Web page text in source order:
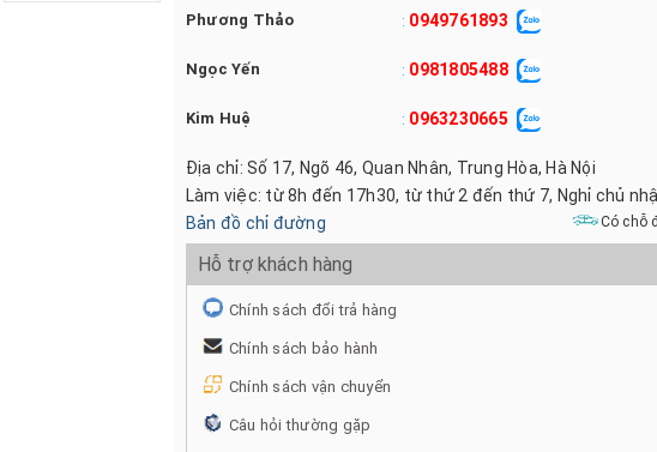
Phương Thảo : 0949761893
Ngọc Yến : 0981805488
Kim Huệ : 0963230665
Địa chỉ: Số 17, Ngõ 46, Quan Nhân, Trung Hòa, Hà Nội
Làm việc: từ 8h đến 17h30, từ thứ 2 đến thứ 7, Nghỉ chủ
Bản đồ chỉ đường
Có chỗ
Hỗ trợ khách hàng
Chính sách đổi trả hàng
Chính sách bảo hành
Chính sách vận chuyển
Câu hỏi thường gặp